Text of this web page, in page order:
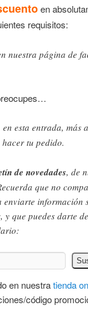
en
requisitos:
nuestra página de
en esta entrada, más
tu pedido.
de novedades, de
que no
información
y que puedes darte
en nuestratienda
código